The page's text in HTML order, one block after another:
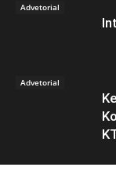
Advetorial
Advetorial